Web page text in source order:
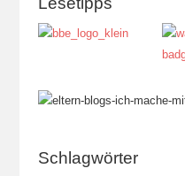
Schlagwörter